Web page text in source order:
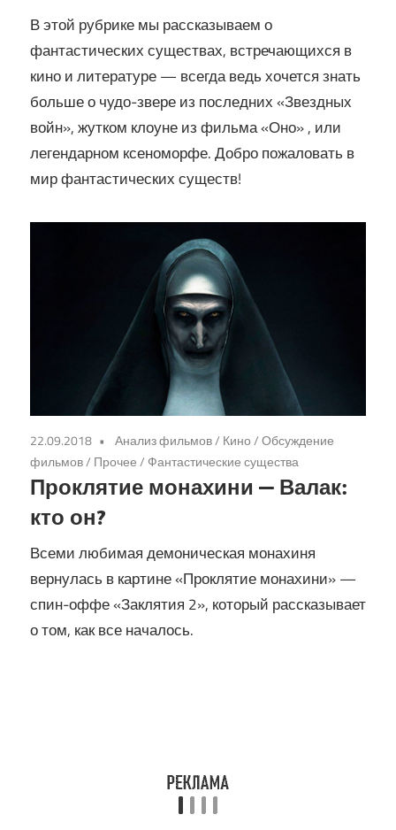
В этой рубрике мы рассказываем о
фантастических существах, встречающихся в
кино и литературе — всегда ведь хочется знать
больше о чудо-звере из последних «Звездных
войн», жутком клоуне из фильма «Оно» , или
легендарном ксеноморфе. Добро пожаловать в
мир фантастических существ!
22.09.2018 Анализ фильмов/ Кино/Обсуждение
фильмов/ Прочее/ Фантастические существа
Проклятие монахини — Валак:
кто он?
Всеми любимая демоническая монахиня
вернулась в картине «Проклятие монахини» —
спин-оффе «Заклятия 2», который рассказывает
о том, как все началось.